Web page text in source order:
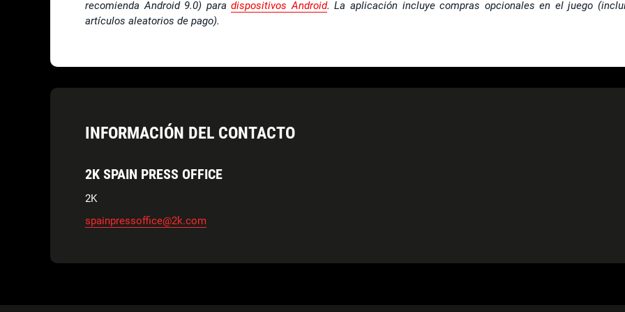
recomienda Android 9.0) paradispositivos Android. La aplicación incluye compras opcionales en el juego
artículos aleatorios de pago).
INFORMACIÓN DEL CONTACTO
2K SPAIN PRESS OFFICE
2K
spainpressoffice@2k.com